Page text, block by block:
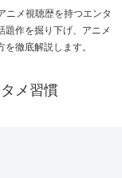
メ視聴歴を持つエンタ
題作を掘り下げ、アニメ
徹底解説します。
メ習慣